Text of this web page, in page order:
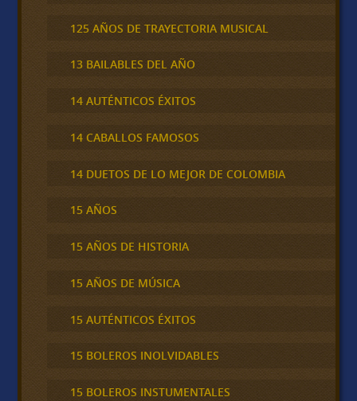
125 AÑOS DE TRAYECTORIA MUSICAL
13 BAILABLES DEL AÑO
14 AUTÉNTICOS ÉXITOS
14 CABALLOS FAMOSOS
14 DUETOS DE LO MEJOR DE COLOMBIA
15 AÑOS
15 AÑOS DE HISTORIA
15 AÑOS DE MÚSICA
15 AUTÉNTICOS ÉXITOS
15 BOLEROS INOLVIDABLES
15 BOLEROS INSTUMENTALES